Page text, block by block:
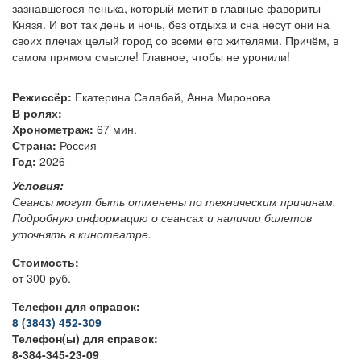
зазнавшегося пенька, который метит в главные фавориты
Князя. И вот так день и ночь, без отдыха и сна несут они на
своих плечах целый город со всеми его жителями. Причём, в
самом прямом смысле! Главное, чтобы не уронили!
Режиссёр: Екатерина Салабай, Анна Миронова
В ролях:
Хронометраж: 67 мин.
Страна: Россия
Год: 2026
Условия:
Сеансы могут быть отменены по техническим причинам.
Подробную информацию о сеансах и наличии билетов
уточнять в кинотеатре.
Стоимость:
от 300 руб.
Телефон для справок:
8 (3843) 452-309
Телефон(ы) для справок:
8-384-345-23-09